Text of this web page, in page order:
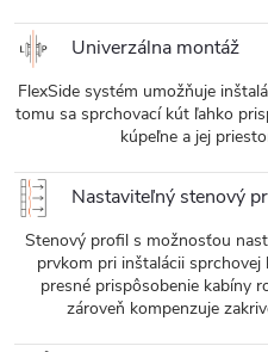
Univerzálna montáž
FlexSide systém umožňuje
tomu sa sprchovací kút ľahko
kúpeľne a jej
Nastaviteľný stenový
Stenový profil s možnosťou
prvkom pri inštalácii
presné prispôsobenie kabíny
zároveň kompenzuje